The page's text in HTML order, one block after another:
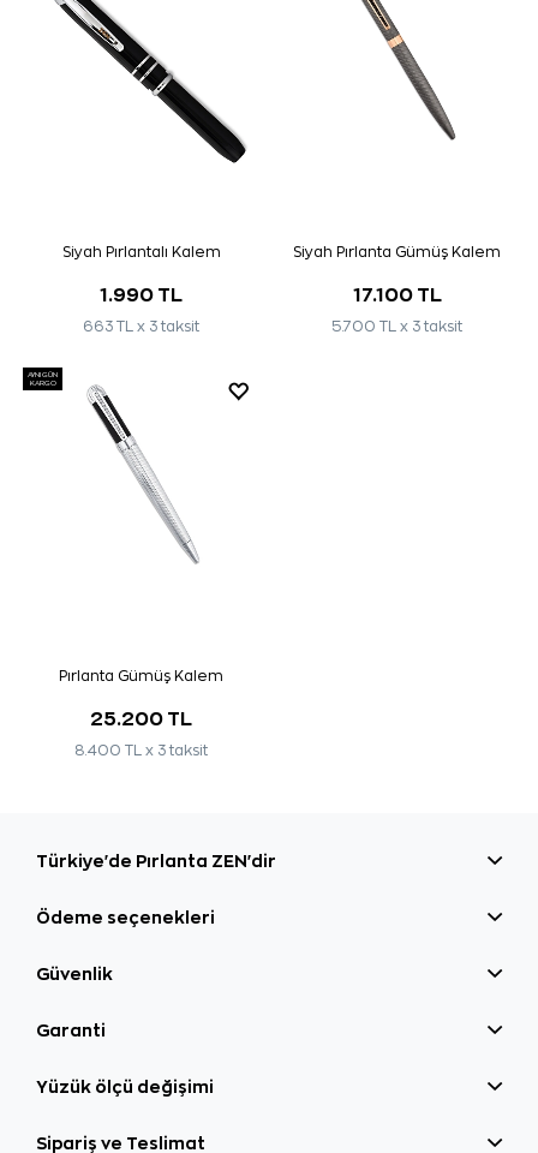
Siyah Pırlantalı Kalem
1.990 TL
663 TL x 3 taksit
Siyah Pırlanta Gümüş Kalem
17.100 TL
5.700 TL x 3 taksit
AYNI GÜN
KARGO
Pırlanta Gümüş Kalem
25.200 TL
8.400 TL x 3 taksit
Türkiye'de Pırlanta ZEN'dir
Ödeme seçenekleri
Güvenlik
Garanti
Yüzük ölçü değişimi
Sipariş ve Teslimat